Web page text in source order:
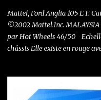
Mattel, Ford Anglia 105 E F.
©2002 Mattel.Inc. MALAYSIA
par Hot Wheels 46/50
châssis Elle existe en rouge